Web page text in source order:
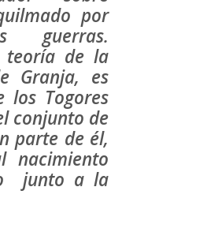
por
guerras.
teoría de la
Granja, es
los Togores
conjunto de
parte de él,
nacimiento
junto a la